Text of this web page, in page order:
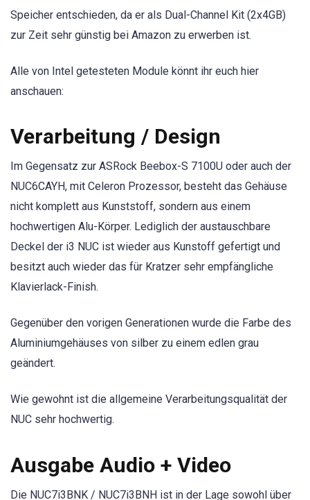
Speicher entschieden, da er als Dual-Channel Kit (2x4GB)
zur Zeit sehr günstig bei Amazon zu erwerben ist.
Alle von Intel getesteten Module könnt ihr euch hier
anschauen:
Verarbeitung / Design
Im Gegensatz zur ASRock Beebox-S 7100U oder auch der
NUC6CAYH, mit Celeron Prozessor, besteht das Gehäuse
nicht komplett aus Kunststoff, sondern aus einem
hochwertigen Alu-Körper. Lediglich der austauschbare
Deckel der i3 NUC ist wieder aus Kunstoff gefertigt und
besitzt auch wieder das für Kratzer sehr empfängliche
Klavierlack-Finish.
Gegenüber den vorigen Generationen wurde die Farbe des
Aluminiumgehäuses von silber zu einem edlen grau
geändert.
Wie gewohnt ist die allgemeine Verarbeitungsqualität der
NUC sehr hochwertig.
Ausgabe Audio + Video
Die NUC7i3BNK / NUC7i3BNH ist in der Lage sowohl über